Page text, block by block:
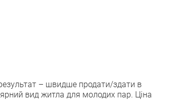
– швидше продати/здати в
вид житла для молодих пар. Ціна